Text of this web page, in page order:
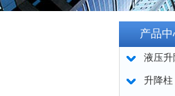
产品
液压升
升降柱